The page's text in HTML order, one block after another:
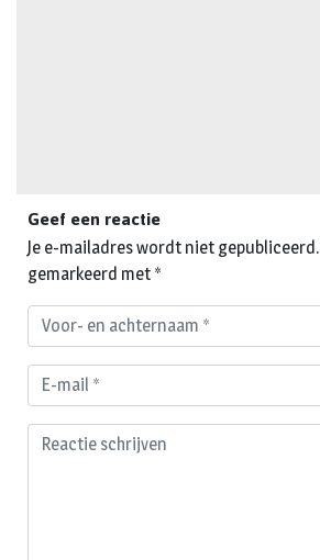
Geef een reactie
Je e-mailadres wordt niet gepubliceerd.
gemarkeerd met *